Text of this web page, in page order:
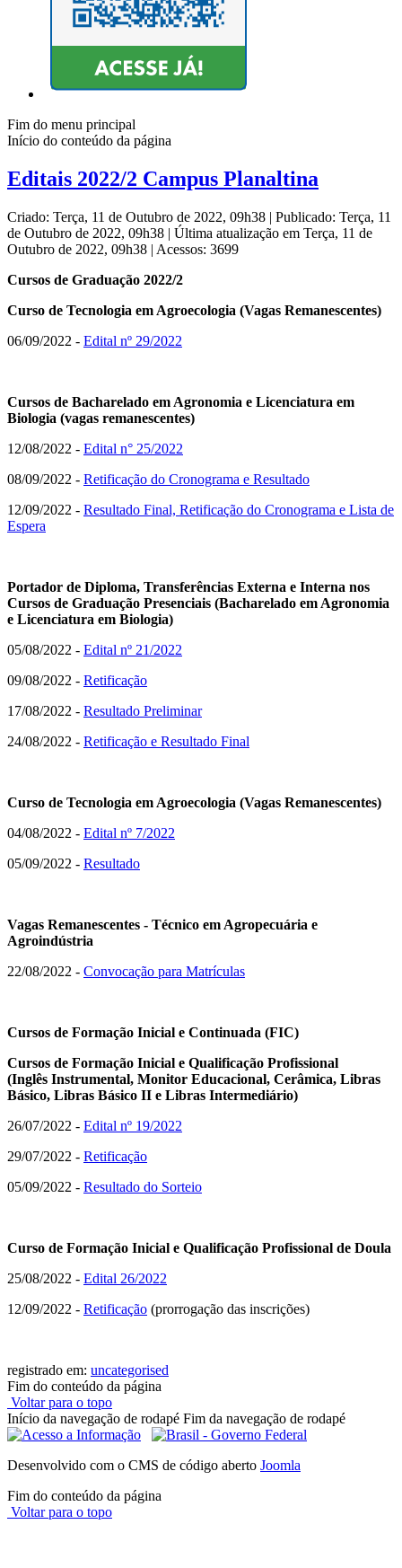
Fim do menu principal
Início do conteúdo da página
Editais 2022/2 Campus Planaltina
Criado: Terça, 11 de Outubro de 2022, 09h38 | Publicado: Terça, 11
de Outubro de 2022, 09h38 | Última atualização em Terça, 11 de
Outubro de 2022, 09h38 | Acessos: 3699
Cursos de Graduação 2022/2
Curso de Tecnologia em Agroecologia (Vagas Remanescentes)
06/09/2022 - Edital nº 29/2022
Cursos de Bacharelado em Agronomia e Licenciatura em
Biologia (vagas remanescentes)
12/08/2022 - Edital n° 25/2022
08/09/2022 - Retificação do Cronograma e Resultado
12/09/2022 - Resultado Final, Retificação do Cronograma e Lista de
Espera
Portador de Diploma, Transferências Externa e Interna nos
Cursos de Graduação Presenciais (Bacharelado em Agronomia
e Licenciatura em Biologia)
05/08/2022 - Edital nº 21/2022
09/08/2022 - Retificação
17/08/2022 - Resultado Preliminar
24/08/2022 - Retificação e Resultado Final
Curso de Tecnologia em Agroecologia (Vagas Remanescentes)
04/08/2022 - Edital nº 7/2022
05/09/2022 - Resultado
Vagas Remanescentes - Técnico em Agropecuária e
Agroindústria
22/08/2022 - Convocação para Matrículas
Cursos de Formação Inicial e Continuada (FIC)
Cursos de Formação Inicial e Qualificação Profissional
(Inglês Instrumental, Monitor Educacional, Cerâmica, Libras
Básico, Libras Básico II e Libras Intermediário)
26/07/2022 - Edital nº 19/2022
29/07/2022 - Retificação
05/09/2022 - Resultado do Sorteio
Curso de Formação Inicial e Qualificação Profissional de Doula
25/08/2022 - Edital 26/2022
12/09/2022 - Retificação (prorrogação das inscrições)
registrado em: uncategorised
Fim do conteúdo da página
Voltar para o topo
Início da navegação de rodapé Fim da navegação de rodapé
Desenvolvido com o CMS de código aberto Joomla
Fim do conteúdo da página
Voltar para o topo